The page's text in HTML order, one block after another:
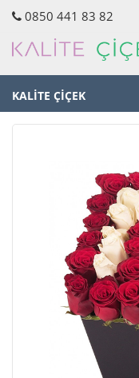
0850 441 83 82
KALİTE ÇİÇEK